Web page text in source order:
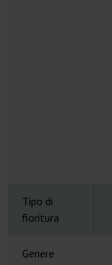
Tipo di
fioritura
Genere